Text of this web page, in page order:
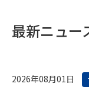
最新ニュー
2026年08月01日